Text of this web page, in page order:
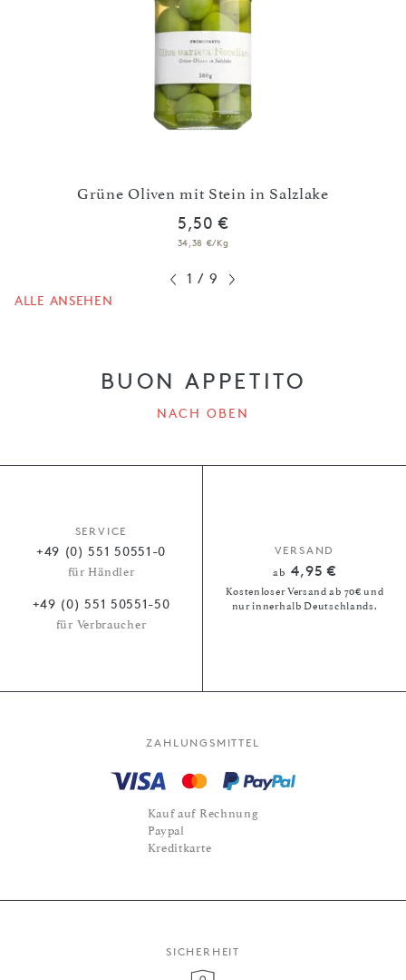
Grüne Oliven mit Stein in Salzlake
5,50 €
34,38 €/Kg
1 / 9
ALLE ANSEHEN
BUON APPETITO
NACH OBEN
SERVICE
+49 (0) 551 50551-0
für Händler
+49 (0) 551 50551-50
für Verbraucher
VERSAND
ab 4,95 €
Kostenloser Versand ab 70€ und
nur innerhalb Deutschlands.
ZAHLUNGSMITTEL
Kauf auf Rechnung
Paypal
Kreditkarte
SICHERHEIT